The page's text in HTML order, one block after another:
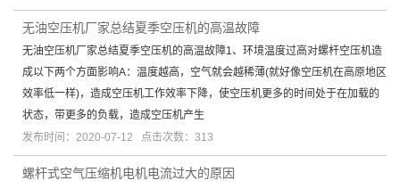
无油空压机厂家总结夏季空压机的高温故障
无油空压机厂家总结夏季空压机的高温故障1、环境温度过高对螺杆空压机造
成以下两个方面影响A：温度越高，空气就会越稀薄(就好像空压机在高原地区
效率低一样)，造成空压机工作效率下降，使空压机更多的时间处于在加载的
状态，带更多的负载，造成空压机产生
发布时间：2020-07-12 点击次数：313
螺杆式空气压缩机电机电流过大的原因